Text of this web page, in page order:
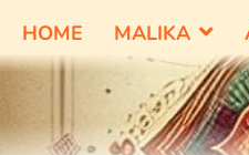
HOME MALIKA